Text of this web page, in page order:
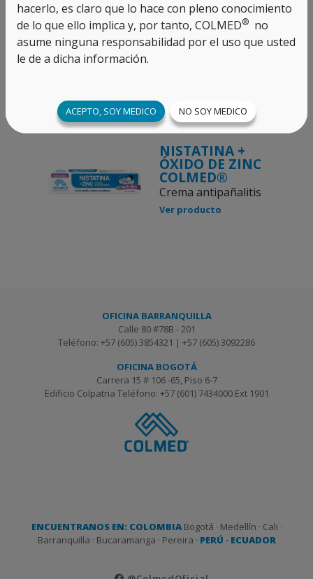
ÓXIDO DE ZINC
COLMED
Crema de uso diario
NISTATINA +
ÓXIDO DE ZINC
COLMED®
Crema antipañalitis
Ver producto
hacerlo, es claro que lo hace con pleno conocimiento
de lo que ello implica y, por tanto, COLMED® no
asume ninguna responsabilidad por el uso que usted
le de a dicha información.
ACEPTO, SOY MEDICO NO SOY MEDICO
OFICINA BARRANQUILLA
Calle 80 #78B - 201
Teléfono: +57 (605) 3854321 | +57 (605) 3092286
OFICINA BOGOTÁ
Carrera 15 # 106 -65, Piso 6-7
Edificio Colpatria Teléfono: +57 (601) 7434000 Ext 1901
ENCUENTRANOS EN: COLOMBIABogotá · Medellín · Cali ·
Barranquilla · Bucaramanga · Pereira · PERÚ · ECUADOR